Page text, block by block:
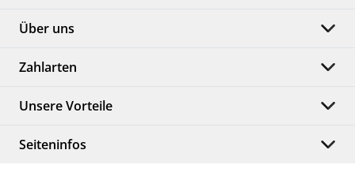
Über uns
Zahlarten
Unsere Vorteile
Seiteninfos